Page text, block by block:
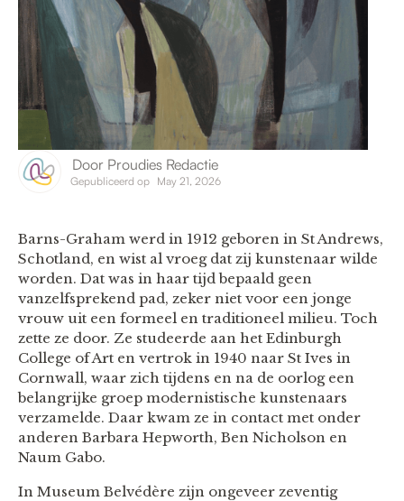
Door Proudies Redactie
Gepubliceerd op May 21, 2026
Barns-Graham werd in 1912 geboren in St Andrews,
Schotland, en wist al vroeg dat zij kunstenaar wilde
worden. Dat was in haar tijd bepaald geen
vanzelfsprekend pad, zeker niet voor een jonge
vrouw uit een formeel en traditioneel milieu. Toch
zette ze door. Ze studeerde aan het Edinburgh
College of Art en vertrok in 1940 naar St Ives in
Cornwall, waar zich tijdens en na de oorlog een
belangrijke groep modernistische kunstenaars
verzamelde. Daar kwam ze in contact met onder
anderen Barbara Hepworth, Ben Nicholson en
Naum Gabo.
In Museum Belvédère zijn ongeveer zeventig